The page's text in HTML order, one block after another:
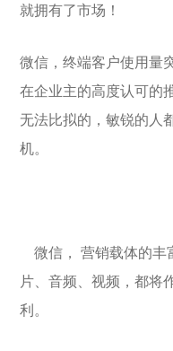
就拥有了市场！
微信，终端客户使用量
在企业主的高度认可的
无法比拟的，敏锐的人
机。
微信， 营销载体的丰
片、音频、视频，都将
利。